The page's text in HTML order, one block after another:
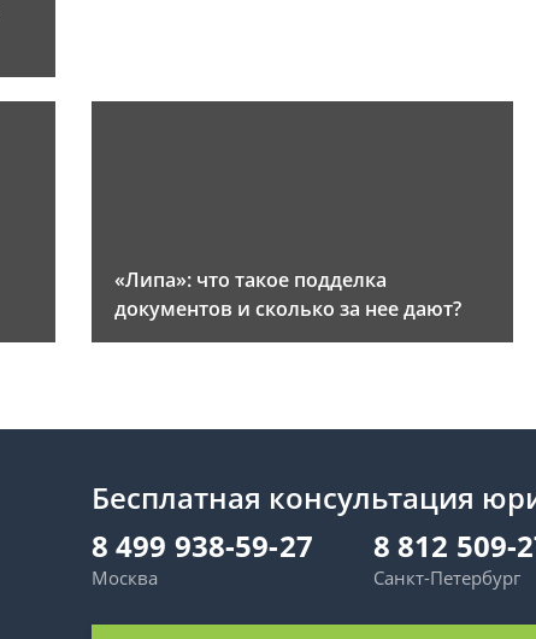
«Липа»: что такое подделка
документов и сколько за нее дают?
Бесплатная консультация
8 499 938-59-27
Москва
8 812 509-
Санкт-Петербург